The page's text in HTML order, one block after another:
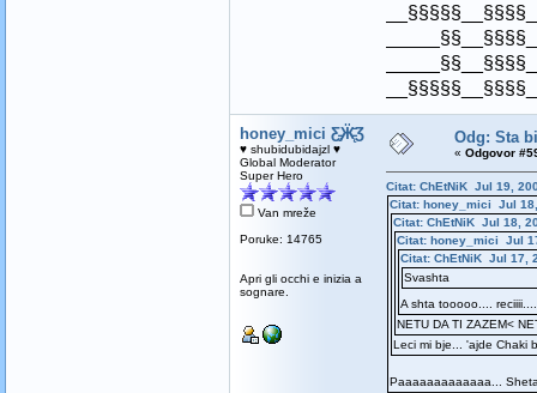
honey_mici Ƹ̵̡Ӝ̵̨̄Ʒ
♥ shubidubidajzl ♥
Global Moderator
Super Hero
Van mreže
Poruke: 14765
Apri gli occhi e inizia a
sognare.
Odg: Sta
« Odgovor
Citat: ChEtNiK Jul 19,
Citat: honey_mici Jul
Citat: ChEtNiK Jul 18,
Citat: honey_mici Jul
Citat: ChEtNiK Jul 17,
Svashta
A shta tooooo....
NETU DA TI ZAZEM<
Leci mi bje... 'ajde Chaki
Paaaaaaaaaaaaa...